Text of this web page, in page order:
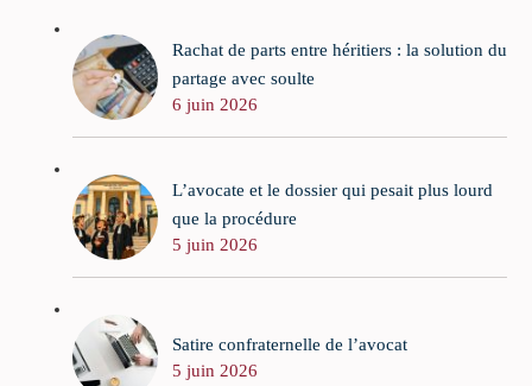
Rachat de parts entre héritiers : la solution du
partage avec soulte
6 juin 2026
L’avocate et le dossier qui pesait plus lourd
que la procédure
5 juin 2026
Satire confraternelle de l’avocat
5 juin 2026